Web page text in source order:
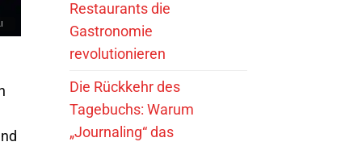
Restaurants die
Gastronomie
revolutionieren
Die Rückkehr des
Tagebuchs: Warum
„Journaling“ das